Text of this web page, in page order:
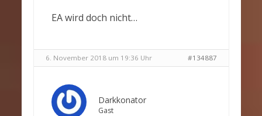
EA wird doch nicht…
6. November 2018 um 19:36 Uhr #134887
Darkkonator
Gast